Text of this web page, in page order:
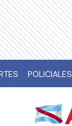
POLICIALES